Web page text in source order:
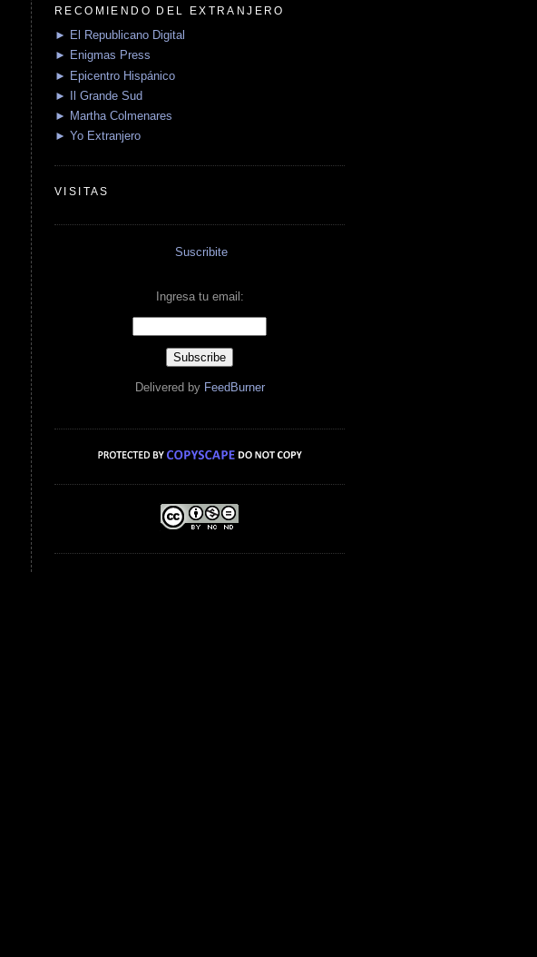
RECOMIENDO DEL EXTRANJERO
► El Republicano Digital
► Enigmas Press
► Epicentro Hispánico
► Il Grande Sud
► Martha Colmenares
► Yo Extranjero
VISITAS
Suscribite
Ingresa tu email:
Delivered by FeedBurner